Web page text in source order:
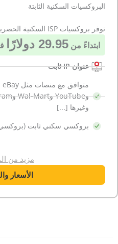
البروكسيات السكنية الثابتة
توفر بروكسيات ISP السكنية الحصرية سرعة وموثوقية لا مثيل لهما.
ابتداءً من29.95 دولارًا
عنوان IP ثابت
وغيرها [...]
بروكسي سكني ثابت (بروكسي
مزيد من
الأسعار